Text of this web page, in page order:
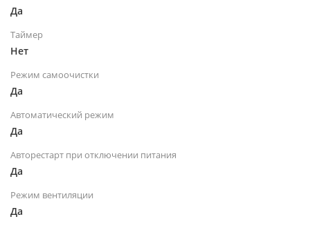
Да
Таймер
Нет
Режим самоочистки
Да
Автоматический режим
Да
Авторестарт при отключении питания
Да
Режим вентиляции
Да